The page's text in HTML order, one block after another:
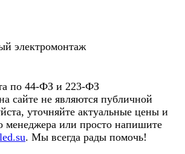
электромонтаж
по 44-ФЗ и 223-ФЗ
сайте не являются публичной
уточняйте актуальные цены и
менеджера или просто напишите
. Мы всегда рады помочь!